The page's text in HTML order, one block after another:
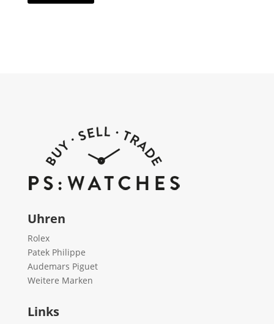
Uhren
Rolex
Patek Philippe
Audemars Piguet
Weitere Marken
Links